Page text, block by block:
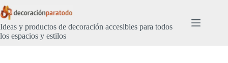
Saltar
al
contenido
Ideas y productos de decoración accesibles para todos
los espacios y estilos